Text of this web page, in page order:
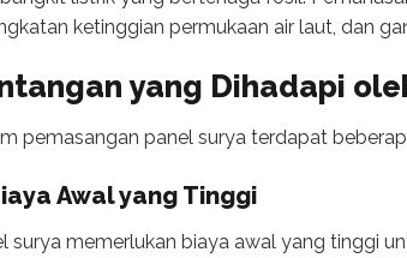
ketinggian permukaan air laut, dan
yang Dihadapi
pemasangan panel surya terdapat
Awal yang Tinggi
surya memerlukan biaya awal yang tinggi